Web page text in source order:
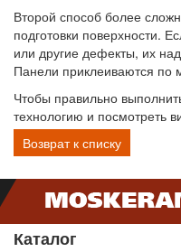
Второй способ более
подготовки поверхности.
или другие дефекты, их
Панели приклеиваются по
Чтобы правильно
технологию и посмотреть
Возврат к списку
Каталог